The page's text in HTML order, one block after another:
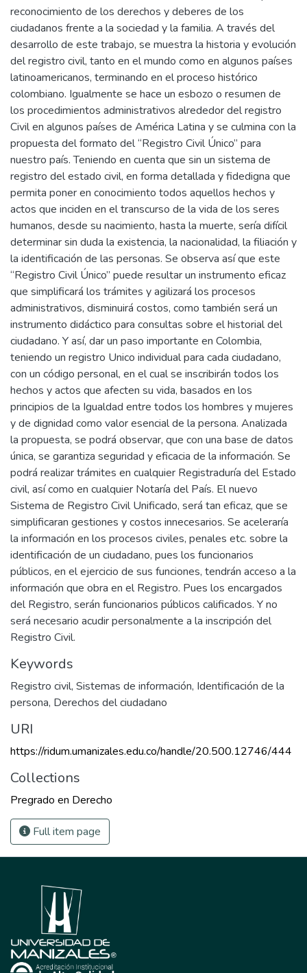
reconocimiento de los derechos y deberes de los
ciudadanos frente a la sociedad y la familia. A través del
desarrollo de este trabajo, se muestra la historia y evolución
del registro civil, tanto en el mundo como en algunos países
latinoamericanos, terminando en el proceso histórico
colombiano. Igualmente se hace un esbozo o resumen de
los procedimientos administrativos alrededor del registro
Civil en algunos países de América Latina y se culmina con la
propuesta del formato del “Registro Civil Único” para
nuestro país. Teniendo en cuenta que sin un sistema de
registro del estado civil, en forma detallada y fidedigna que
permita poner en conocimiento todos aquellos hechos y
actos que inciden en el transcurso de la vida de los seres
humanos, desde su nacimiento, hasta la muerte, sería difícil
determinar sin duda la existencia, la nacionalidad, la filiación y
la identificación de las personas. Se observa así que este
“Registro Civil Único” puede resultar un instrumento eficaz
que simplificará los trámites y agilizará los procesos
administrativos, disminuirá costos, como también será un
instrumento didáctico para consultas sobre el historial del
ciudadano. Y así, dar un paso importante en Colombia,
teniendo un registro Unico individual para cada ciudadano,
con un código personal, en el cual se inscribirán todos los
hechos y actos que afecten su vida, basados en los
principios de la Igualdad entre todos los hombres y mujeres
y de dignidad como valor esencial de la persona. Analizada
la propuesta, se podrá observar, que con una base de datos
única, se garantiza seguridad y eficacia de la información. Se
podrá realizar trámites en cualquier Registraduría del Estado
civil, así como en cualquier Notaría del País. El nuevo
Sistema de Registro Civil Unificado, será tan eficaz, que se
simplificaran gestiones y costos innecesarios. Se aceleraría
la información en los procesos civiles, penales etc. sobre la
identificación de un ciudadano, pues los funcionarios
públicos, en el ejercicio de sus funciones, tendrán acceso a la
información que obra en el Registro. Pues los encargados
del Registro, serán funcionarios públicos calificados. Y no
será necesario acudir personalmente a la inscripción del
Registro Civil.
Keywords
Registro civil, Sistemas de información, Identificación de la
persona, Derechos del ciudadano
URI
https://ridum.umanizales.edu.co/handle/20.500.12746/444
Collections
Pregrado en Derecho
Full item page